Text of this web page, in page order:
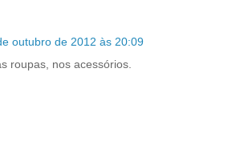
outubro de 2012 às 20:09
roupas, nos acessórios.